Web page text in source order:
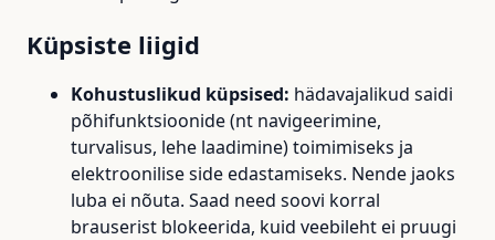
Küpsiste liigid
Kohustuslikud küpsised: hädavajalikud saidi
põhifunktsioonide (nt navigeerimine,
turvalisus, lehe laadimine) toimimiseks ja
elektroonilise side edastamiseks. Nende jaoks
luba ei nõuta. Saad need soovi korral
brauserist blokeerida, kuid veebileht ei pruugi